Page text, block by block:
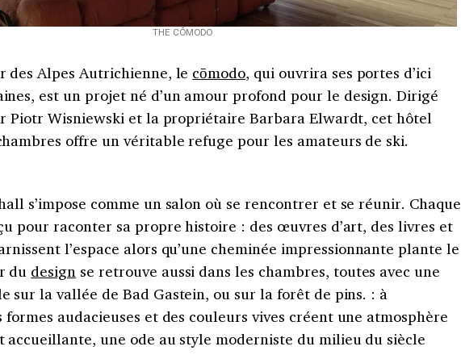
THE CŌMODO
des Alpes Autrichienne, le cōmodo, qui ouvrira ses portes d’ici
est un projet né d’un amour profond pour le design. Dirigé
Piotr Wisniewski et la propriétaire Barbara Elwardt, cet hôtel
offre un véritable refuge pour les amateurs de ski.
s’impose comme un salon où se rencontrer et se réunir. Chaque
pour raconter sa propre histoire : des œuvres d’art, des livres et
l’espace alors qu’une cheminée impressionnante plante le
du design se retrouve aussi dans les chambres, toutes avec une
sur la vallée de Bad Gastein, ou sur la forêt de pins. : à
formes audacieuses et des couleurs vives créent une atmosphère
accueillante, une ode au style moderniste du milieu du siècle